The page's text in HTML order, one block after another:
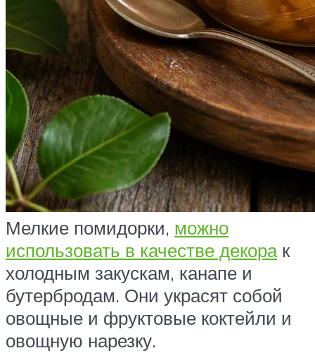
Мелкие помидорки, можно
использовать в качестве декорак
холодным закускам, канапе и
бутербродам. Они украсят собой
овощные и фруктовые коктейли и
овощную нарезку.